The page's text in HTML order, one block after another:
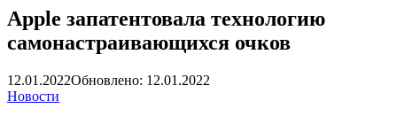
Apple запатентовала технологию
самонастраивающихся очков
12.01.2022Обновлено: 12.01.2022
Новости